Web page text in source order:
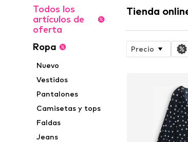
Todos los
artículos de
oferta
Ropa
Nuevo
Vestidos
Pantalones
Camisetas y tops
Faldas
Jeans
Tienda
Precio